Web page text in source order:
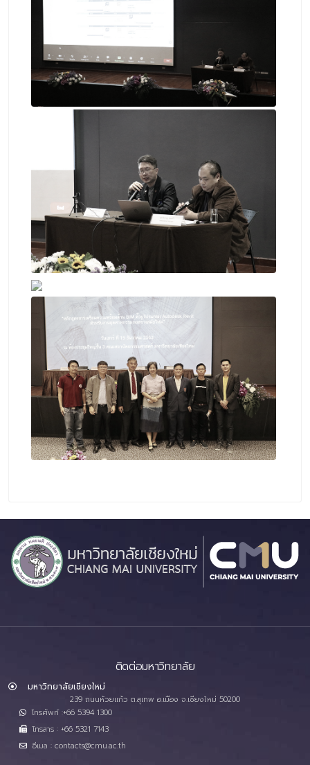
ติดต่อมหาวิทยาลัย
มหาวิทยาลัยเชียงใหม่
239 ถนนห้วยแก้ว ต.สุเทพ อ.เมือง จ.เชียงใหม่ 50200
โทรศัพท์ :+66 5394 1300
โทรสาร : +66 5321 7143
อีเมล : contacts@cmu.ac.th